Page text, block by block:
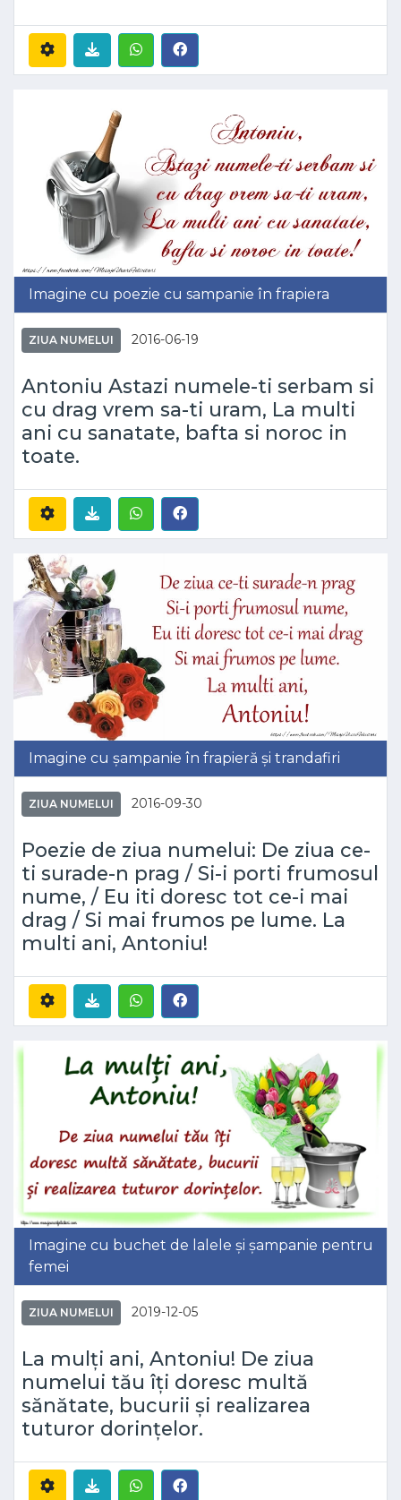
Imagine cu poezie cu sampanie în frapiera
ZIUA NUMELUI 2016-06-19
Antoniu Astazi numele-ti serbam si
cu drag vrem sa-ti uram, La multi
ani cu sanatate, bafta si noroc in
toate.
Imagine cu șampanie în frapieră și trandafiri
ZIUA NUMELUI 2016-09-30
Poezie de ziua numelui: De ziua ce-
ti surade-n prag / Si-i porti frumosul
nume, / Eu iti doresc tot ce-i mai
drag / Si mai frumos pe lume. La
multi ani, Antoniu!
Imagine cu buchet de lalele și șampanie pentru
femei
ZIUA NUMELUI 2019-12-05
La mulți ani, Antoniu! De ziua
numelui tău îți doresc multă
sănătate, bucurii și realizarea
tuturor dorințelor.